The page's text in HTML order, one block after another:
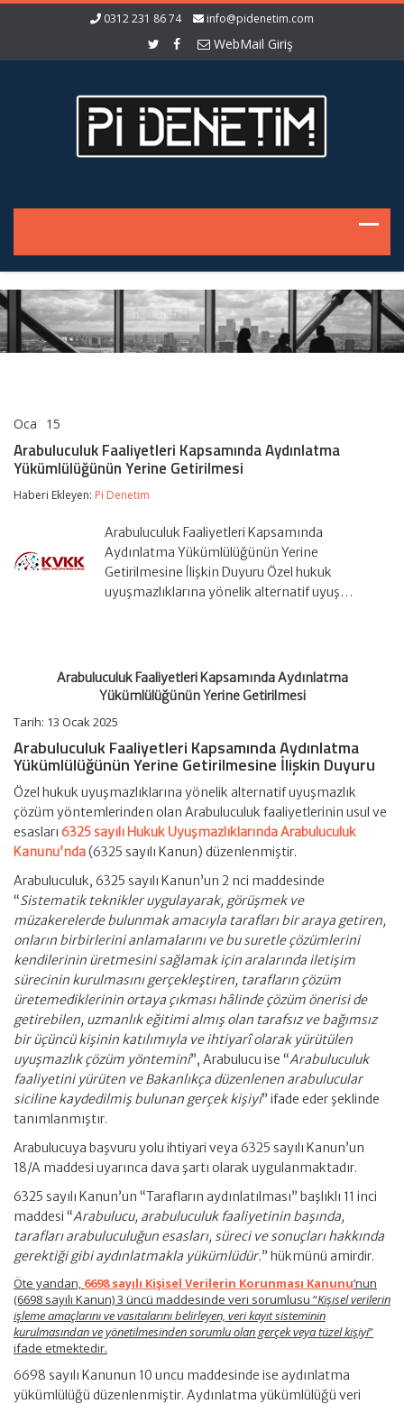
0312 231 86 74 info@pidenetim.com
WebMail Giriş
Oca 15
Kapsamında
Aydınlatma
Yerine
Arabuluculuk Faaliyetleri Kapsamında Aydınlatma
Yükümlülüğünün Yerine Getirilmesi
Haberi Ekleyen: Pi Denetim
Arabuluculuk Faaliyetleri Kapsamında
Aydınlatma Yükümlülüğünün Yerine
Getirilmesine İlişkin Duyuru Özel hukuk
uyuşmazlıklarına yönelik alternatif uyuş…
Arabuluculuk Faaliyetleri Kapsamında Aydınlatma
Yükümlülüğünün Yerine Getirilmesi
Tarih: 13 Ocak 2025
Arabuluculuk Faaliyetleri Kapsamında Aydınlatma
Yükümlülüğünün Yerine Getirilmesine İlişkin Duyuru
Özel hukuk uyuşmazlıklarına yönelik alternatif uyuşmazlık
çözüm yöntemlerinden olan Arabuluculuk faaliyetlerinin usul ve
esasları 6325 sayılı Hukuk Uyuşmazlıklarında Arabuluculuk
Kanunu’nda(6325 sayılı Kanun) düzenlenmiştir.
Arabuluculuk, 6325 sayılı Kanun’un 2 nci maddesinde
“Sistematik teknikler uygulayarak, görüşmek ve
müzakerelerde bulunmak amacıyla tarafları bir araya getiren,
onların birbirlerini anlamalarını ve bu suretle çözümlerini
kendilerinin üretmesini sağlamak için aralarında iletişim
sürecinin kurulmasını gerçekleştiren, tarafların çözüm
üretemediklerinin ortaya çıkması hâlinde çözüm önerisi de
getirebilen, uzmanlık eğitimi almış olan tarafsız ve bağımsız
bir üçüncü kişinin katılımıyla ve ihtiyarî olarak yürütülen
uyuşmazlık çözüm yöntemini”, Arabulucu ise “Arabuluculuk
faaliyetini yürüten ve Bakanlıkça düzenlenen arabulucular
siciline kaydedilmiş bulunan gerçek kişiyi” ifade eder şeklinde
tanımlanmıştır.
Arabulucuya başvuru yolu ihtiyari veya 6325 sayılı Kanun’un
18/A maddesi uyarınca dava şartı olarak uygulanmaktadır.
6325 sayılı Kanun’un “Tarafların aydınlatılması” başlıklı 11 inci
maddesi “Arabulucu, arabuluculuk faaliyetinin başında,
tarafları arabuluculuğun esasları, süreci ve sonuçları hakkında
gerektiği gibi aydınlatmakla yükümlüdür.” hükmünü amirdir.
Öte yandan, 6698 sayılı Kişisel Verilerin Korunması Kanunu’nun
(6698 sayılı Kanun) 3 üncü maddesinde veri sorumlusu “Kişisel verilerin
işleme amaçlarını ve vasıtalarını belirleyen, veri kayıt sisteminin
kurulmasından ve yönetilmesinden sorumlu olan gerçek veya tüzel kişiyi”
ifade etmektedir.
6698 sayılı Kanunun 10 uncu maddesinde ise aydınlatma
yükümlülüğü düzenlenmiştir. Aydınlatma yükümlülüğü veri